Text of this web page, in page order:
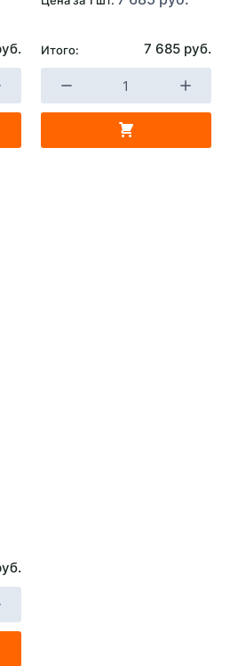
бензиновым двигателем
Турция, Европейский
Союз
Итого: 7 685 руб.